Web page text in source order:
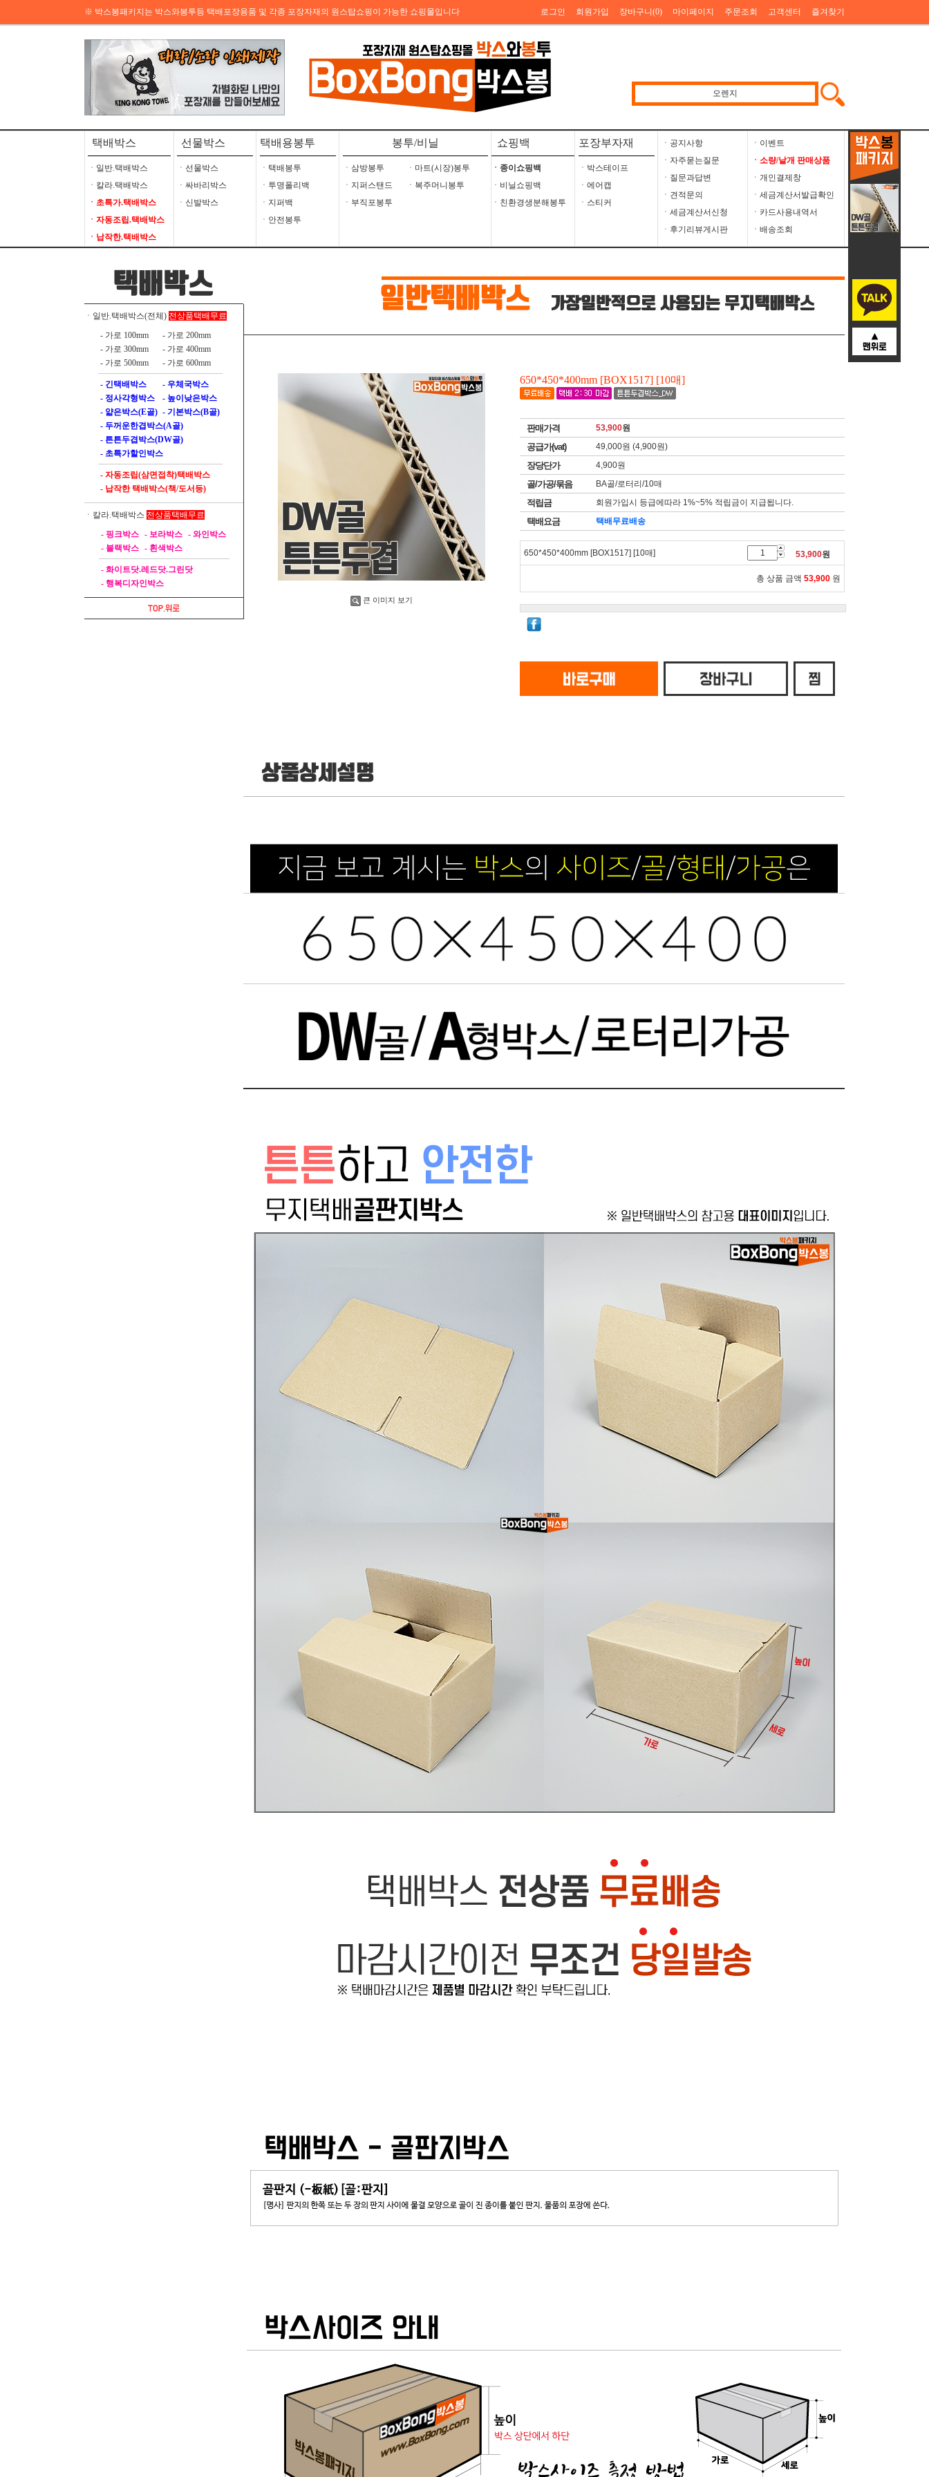
※ 박스봉패키지는 박스와봉투등 택배포장용품 및 각종 포장자재의 원스탑쇼핑이 가능한 쇼핑몰입니다 로그인 회원가입 장바구니(0) 마이페이지 주문조회 고객센터 즐겨찾기
택배박스
ㆍ일반.택배박스
ㆍ칼라.택배박스
ㆍ초특가.택배박스
ㆍ자동조립.택배박스
ㆍ납작한.택배박스
선물박스
ㆍ선물박스
ㆍ싸바리박스
ㆍ신발박스
택배용봉투
ㆍ택배봉투
ㆍ투명폴리백
ㆍ지퍼백
ㆍ안전봉투
봉투/비닐
ㆍ삼방봉투
ㆍ마트(시장)봉투
ㆍ지퍼스탠드
ㆍ복주머니봉투
ㆍ부직포봉투
쇼핑백
ㆍ종이쇼핑백
ㆍ비닐쇼핑백
ㆍ친환경생분해봉투
포장부자재
ㆍ박스테이프
ㆍ에어캡
ㆍ스티커
ㆍ공지사항
ㆍ자주묻는질문
ㆍ질문과답변
ㆍ견적문의
ㆍ세금계산서신청
ㆍ후기리뷰게시판
ㆍ이벤트
ㆍ소량/낱개 판매상품
ㆍ개인결제창
ㆍ세금계산서발급확인
ㆍ카드사용내역서
ㆍ배송조회
ㆍ일반.택배박스(전체) 전상품택배무료
- 가로 100mm
- 가로 200mm
- 가로 300mm
- 가로 400mm
- 가로 500mm
- 가로 600mm
- 긴택배박스
- 우체국박스
- 정사각형박스
- 높이낮은박스
- 얇은박스(E골) - 기본박스(B골)
- 두꺼운한겹박스(A골)
- 튼튼두겹박스(DW골)
- 초특가할인박스
- 자동조립(삼면접착)택배박스
- 납작한 택배박스(책/도서등)
ㆍ칼라.택배박스 전상품택배무료
- 핑크박스 - 보라박스 - 와인박스
- 블랙박스 - 흰색박스
- 화이트닷.레드닷.그린닷
- 행복디자인박스
큰 이미지 보기
650*450*400mm [BOX1517] [10매]
판매가격 53,900원
공급가(vat) 49,000원 (4,900원)
장당단가 4,900원
골/가공/묶음 BA골/로터리/10매
적립금 회원가입시 등급에따라 1%~5% 적립금이 지급됩니다.
택배요금 택배무료배송
650*450*400mm [BOX1517] [10매] 53,900원
총 상품 금액 53,900 원